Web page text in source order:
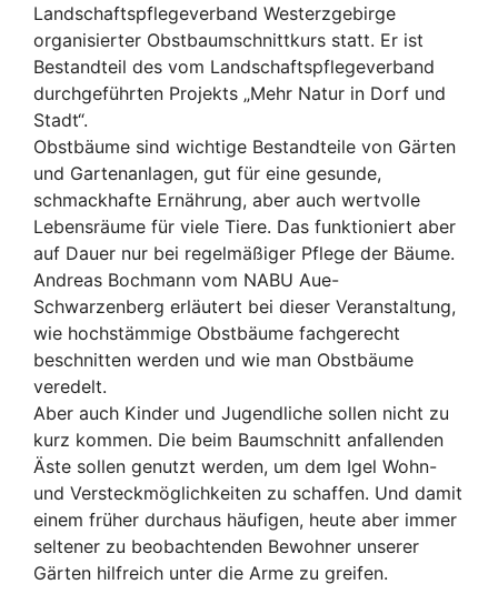
Landschaftspflegeverband Westerzgebirge
organisierter Obstbaumschnittkurs statt. Er ist
Bestandteil des vom Landschaftspflegeverband
durchgeführten Projekts „Mehr Natur in Dorf und
Stadt“.
Obstbäume sind wichtige Bestandteile von Gärten
und Gartenanlagen, gut für eine gesunde,
schmackhafte Ernährung, aber auch wertvolle
Lebensräume für viele Tiere. Das funktioniert aber
auf Dauer nur bei regelmäßiger Pflege der Bäume.
Andreas Bochmann vom NABU Aue-
Schwarzenberg erläutert bei dieser Veranstaltung,
wie hochstämmige Obstbäume fachgerecht
beschnitten werden und wie man Obstbäume
veredelt.
Aber auch Kinder und Jugendliche sollen nicht zu
kurz kommen. Die beim Baumschnitt anfallenden
Äste sollen genutzt werden, um dem Igel Wohn-
und Versteckmöglichkeiten zu schaffen. Und damit
einem früher durchaus häufigen, heute aber immer
seltener zu beobachtenden Bewohner unserer
Gärten hilfreich unter die Arme zu greifen.